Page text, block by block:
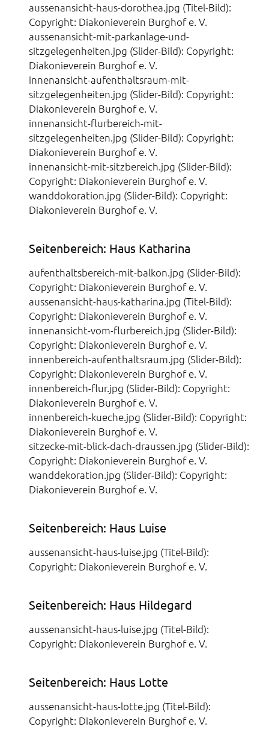
aussenansicht-haus-dorothea.jpg (Titel-Bild):
Copyright: Diakonieverein Burghof e. V.
aussenansicht-mit-parkanlage-und-
sitzgelegenheiten.jpg (Slider-Bild): Copyright:
Diakonieverein Burghof e. V.
innenansicht-aufenthaltsraum-mit-
sitzgelegenheiten.jpg (Slider-Bild): Copyright:
Diakonieverein Burghof e. V.
innenansicht-flurbereich-mit-
sitzgelegenheiten.jpg (Slider-Bild): Copyright:
Diakonieverein Burghof e. V.
innenansicht-mit-sitzbereich.jpg (Slider-Bild):
Copyright: Diakonieverein Burghof e. V.
wanddokoration.jpg (Slider-Bild): Copyright:
Diakonieverein Burghof e. V.
Seitenbereich: Haus Katharina
aufenthaltsbereich-mit-balkon.jpg (Slider-Bild):
Copyright: Diakonieverein Burghof e. V.
aussenansicht-haus-katharina.jpg (Titel-Bild):
Copyright: Diakonieverein Burghof e. V.
innenansicht-vom-flurbereich.jpg (Slider-Bild):
Copyright: Diakonieverein Burghof e. V.
innenbereich-aufenthaltsraum.jpg (Slider-Bild):
Copyright: Diakonieverein Burghof e. V.
innenbereich-flur.jpg (Slider-Bild): Copyright:
Diakonieverein Burghof e. V.
innenbereich-kueche.jpg (Slider-Bild): Copyright:
Diakonieverein Burghof e. V.
sitzecke-mit-blick-dach-draussen.jpg (Slider-Bild):
Copyright: Diakonieverein Burghof e. V.
wanddekoration.jpg (Slider-Bild): Copyright:
Diakonieverein Burghof e. V.
Seitenbereich: Haus Luise
aussenansicht-haus-luise.jpg (Titel-Bild):
Copyright: Diakonieverein Burghof e. V.
Seitenbereich: Haus Hildegard
aussenansicht-haus-luise.jpg (Titel-Bild):
Copyright: Diakonieverein Burghof e. V.
Seitenbereich: Haus Lotte
aussenansicht-haus-lotte.jpg (Titel-Bild):
Copyright: Diakonieverein Burghof e. V.